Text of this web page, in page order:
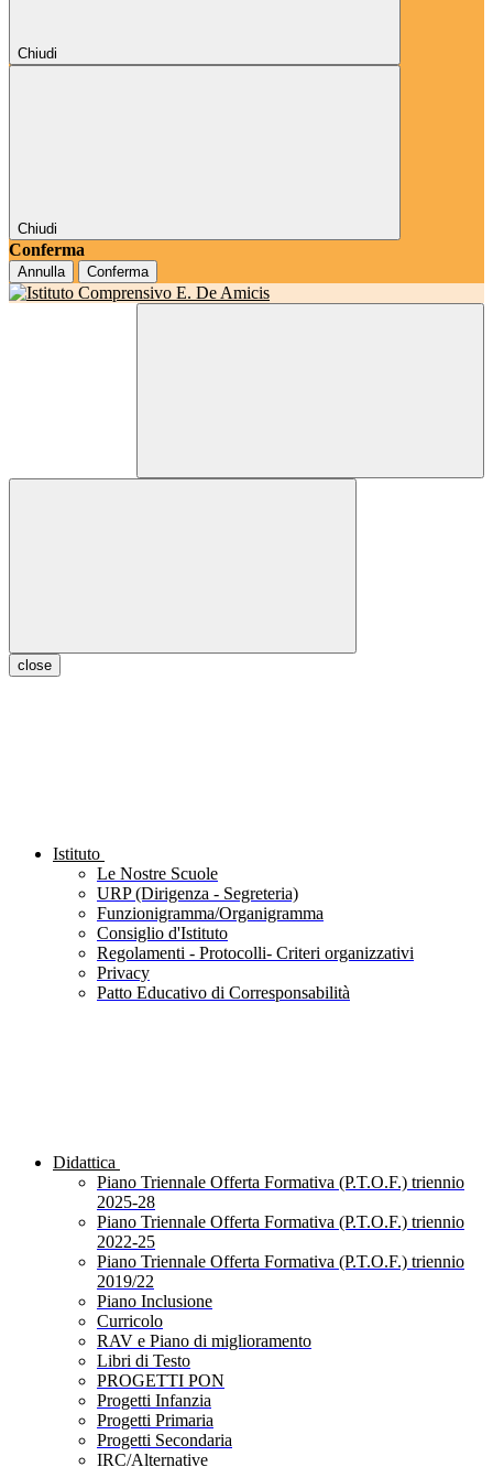
Chiudi
Chiudi
Conferma
Annulla Conferma
close
Istituto
Le Nostre Scuole
URP (Dirigenza - Segreteria)
Funzionigramma/Organigramma
Consiglio d'Istituto
Regolamenti - Protocolli- Criteri organizzativi
Privacy
Patto Educativo di Corresponsabilità
Didattica
Piano Triennale Offerta Formativa (P.T.O.F.) triennio
2025-28
Piano Triennale Offerta Formativa (P.T.O.F.) triennio
2022-25
Piano Triennale Offerta Formativa (P.T.O.F.) triennio
2019/22
Piano Inclusione
Curricolo
RAV e Piano di miglioramento
Libri di Testo
PROGETTI PON
Progetti Infanzia
Progetti Primaria
Progetti Secondaria
IRC/Alternative